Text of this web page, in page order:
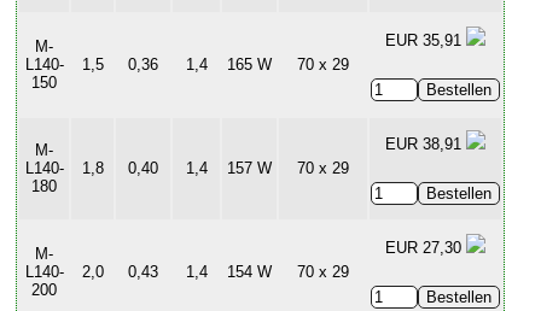
M-
L140-
150
1,5 0,36 1,4 165 W 70 x 29
EUR 35,91
M-
L140-
180
1,8 0,40 1,4 157 W 70 x 29
EUR 38,91
M-
L140-
200
2,0 0,43 1,4 154 W 70 x 29
EUR 27,30